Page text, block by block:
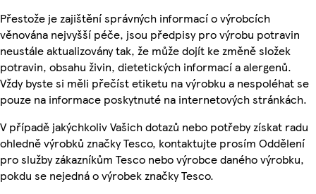
Přestože je zajištění správných informací o výrobcích
věnována nejvyšší péče, jsou předpisy pro výrobu potravin
neustále aktualizovány tak, že může dojít ke změně složek
potravin, obsahu živin, dietetických informací a alergenů.
Vždy byste si měli přečíst etiketu na výrobku a nespoléhat se
pouze na informace poskytnuté na internetových stránkách.
V případě jakýchkoliv Vašich dotazů nebo potřeby získat radu
ohledně výrobků značky Tesco, kontaktujte prosím Oddělení
pro služby zákazníkům Tesco nebo výrobce daného výrobku,
pokdu se nejedná o výrobek značky Tesco.